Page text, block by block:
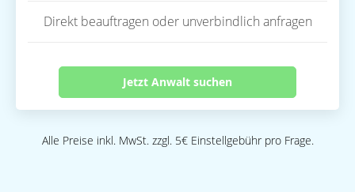
Direkt beauftragen oder unverbindlich anfragen
Jetzt Anwalt suchen
Alle Preise inkl. MwSt. zzgl. 5€ Einstellgebühr pro Frage.